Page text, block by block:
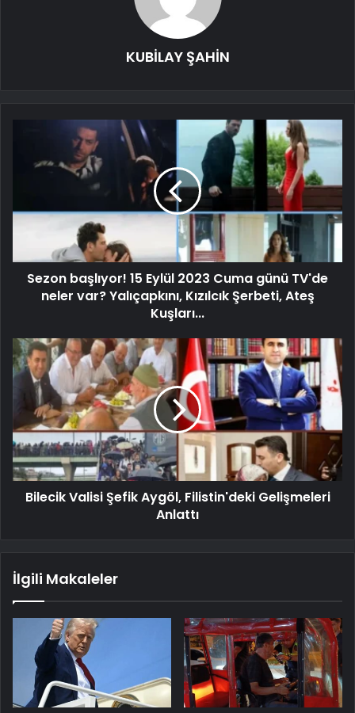
KUBİLAY ŞAHİN
Sezon başlıyor! 15 Eylül 2023 Cuma günü TV'de
neler var? Yalıçapkını, Kızılcık Şerbeti, Ateş
Kuşları...
Bilecik Valisi Şefik Aygöl, Filistin'deki Gelişmeleri
Anlattı
İlgili Makaleler